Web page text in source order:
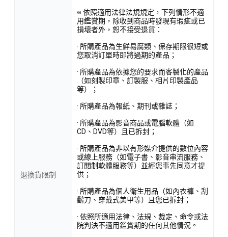
退換貨限制
※ 依照適用法律法規規定，下列情形不適
用鑑賞期，除收到商品時發現有瑕疵或已
損壞者外，恕不接受退貨：
· 所購產品為生鮮易腐類、保存期限很短或
您取消訂單時即將過期的產品；
· 所購產品為依據您的要求而客製化的產品
（如刻製印章、訂製服、相片印製產品
等）；
· 所購產品為報紙、期刊或雜誌；
· 所購產品為影音商品或電腦軟體（如
CD、DVD等）且已拆封；
· 所購產品為非以有形媒介提供的數位內容
或線上服務（如電子書、影音串流服務、
訂閱制軟體服務等）並經您事先同意才提
供；
· 所購產品為個人衛生用品（如內衣褲、刮
鬍刀、穿戴式美甲等）且您已拆封；
· 依照所適用法律、法規、裁定、命令或法
院判決不適用鑑賞期的任何其他情況。